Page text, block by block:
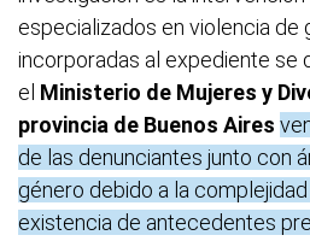
especializados en violencia de
incorporadas al expediente se
el Ministerio de Mujeres y
provincia de Buenos Aires
de las denunciantes junto con
género debido a la
existencia de antecedentes